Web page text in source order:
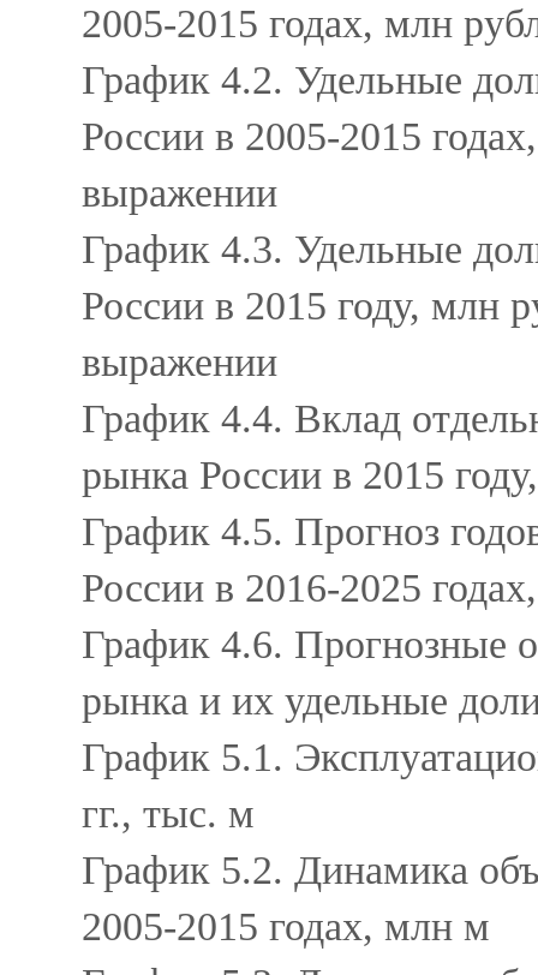
2005-2015 годах, млн
График 4.2. Удельные
России в 2005-2015
выражении
График 4.3. Удельные
России в 2015 году, млн
выражении
График 4.4. Вклад
рынка России в 2015
График 4.5. Прогноз
России в 2016-2025
График 4.6. Прогнозные
рынка и их удельные
График 5.1.
гг., тыс. м
График 5.2. Динамика
2005-2015 годах, млн м